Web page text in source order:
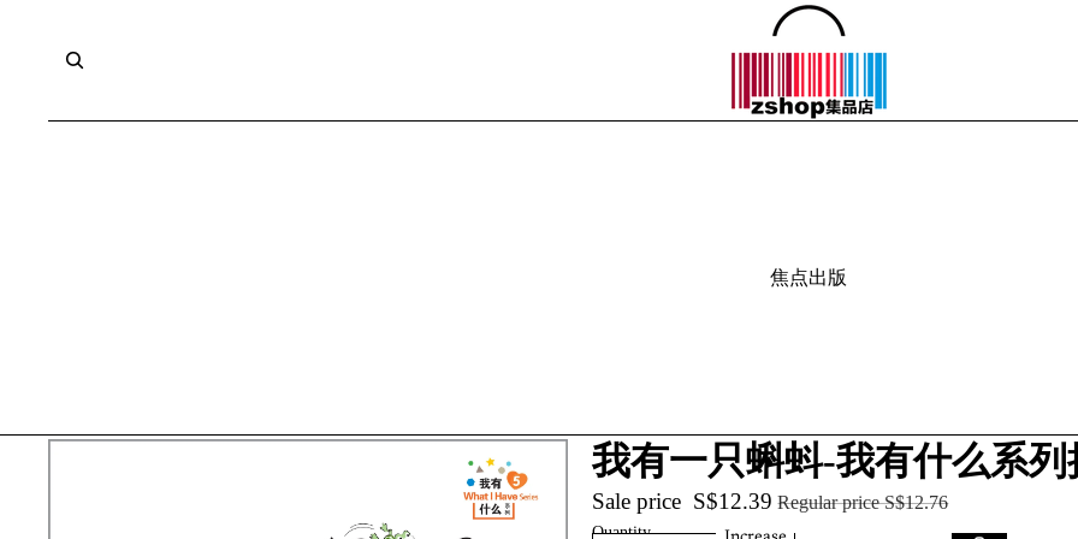
焦点出版
我有一只蝌蚪-我有什么系列
Sale price S$12.39 Regular priceS$12.76
Quantity